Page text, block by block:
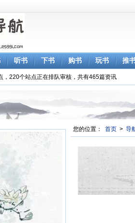
听书 下书 购书 玩书 推
，220个站点正在排队审核，共有465篇资讯
您的位置： 首页 > 导